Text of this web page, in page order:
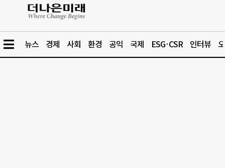
뉴스 경제 사회 환경 공익 국제 ESG·CSR 인터뷰